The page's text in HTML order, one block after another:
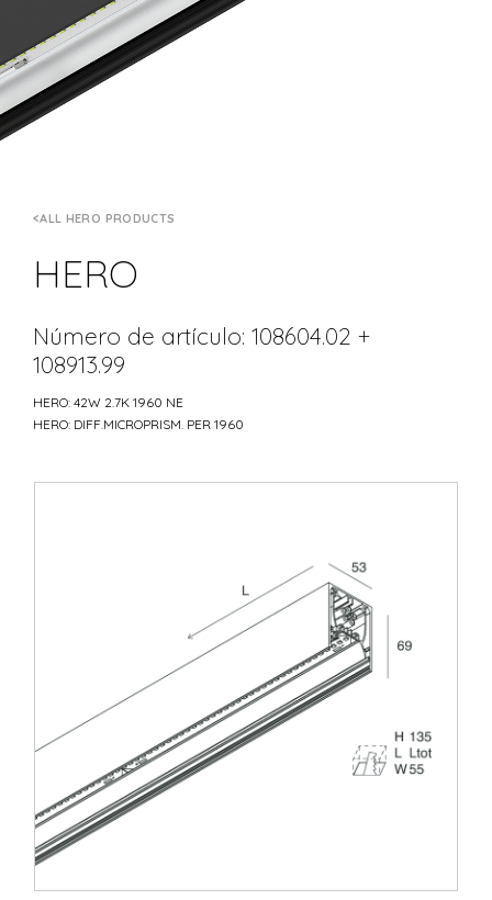
ALL HERO PRODUCTS
HERO
Número de artículo: 108604.02 +
108913.99
HERO: 42W 2.7K 1960 NE
HERO: DIFF.MICROPRISM. PER 1960